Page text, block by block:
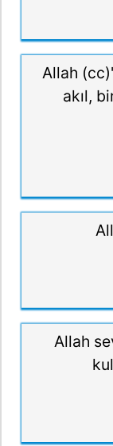
Allah
akıl,
Allah